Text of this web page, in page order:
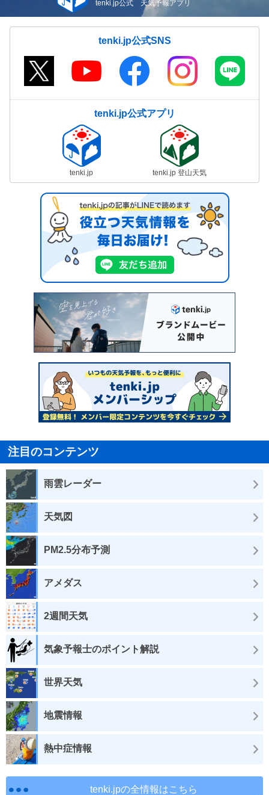
tenki.jp公式 天気予報アプリ
tenki.jp公式SNS
tenki.jp公式アプリ
tenki.jp tenki.jp 登山天気
注目のコンテンツ
雨雲レーダー
天気図
PM2.5分布予測
アメダス
2週間天気
気象予報士のポイント解説
世界天気
地震情報
熱中症情報
tenki.jpの全情報はこちら